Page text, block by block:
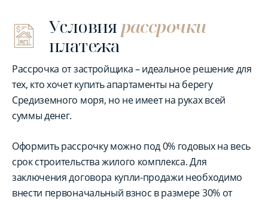
Условиярассрочки
платежа
Рассрочка от застройщика – идеальное решение для
тех, кто хочет купить апартаменты на берегу
Средиземного моря, но не имеет на руках всей
суммы денег.
Оформить рассрочку можно под 0% годовых на весь
срок строительства жилого комплекса. Для
заключения договора купли-продажи необходимо
внести первоначальный взнос в размере 30% от